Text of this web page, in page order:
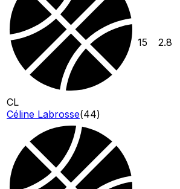
CL
Céline Labrosse(44)
15 2.8